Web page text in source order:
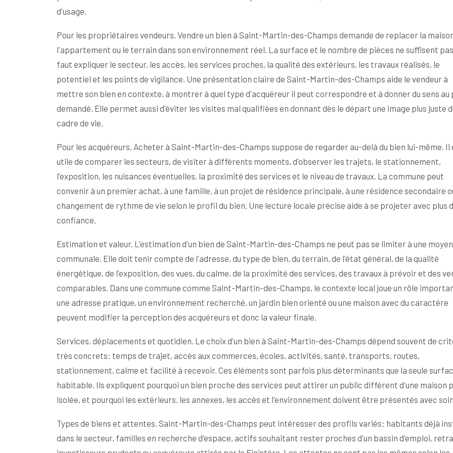
d'usage.
Pour les propriétaires vendeurs. Vendre un bien à Saint-Martin-des-Champs demande de replacer la
l'appartement ou le terrain dans son environnement réel. La surface et le nombre de pièces ne suffisent
faut expliquer le secteur, les accès, les services proches, la qualité des extérieurs, les travaux réalisés, le
potentiel et les points de vigilance. Une présentation claire de Saint-Martin-des-Champs aide le vendeur à
mettre son bien en contexte, à montrer à quel type d'acquéreur il peut correspondre et à donner du sens au
demandé. Elle permet aussi d'éviter les visites mal qualifiées en donnant dès le départ une image plus juste
cadre de vie.
Pour les acquéreurs. Acheter à Saint-Martin-des-Champs suppose de regarder au-delà du bien lui-même. Il
utile de comparer les secteurs, de visiter à différents moments, d'observer les trajets, le stationnement,
l'exposition, les nuisances éventuelles, la proximité des services et le niveau de travaux. La commune peut
convenir à un premier achat, à une famille, à un projet de résidence principale, à une résidence secondaire
changement de rythme de vie selon le profil du bien. Une lecture locale précise aide à se projeter avec plus
confiance.
Estimation et valeur. L'estimation d'un bien de Saint-Martin-des-Champs ne peut pas se limiter à une
communale. Elle doit tenir compte de l'adresse, du type de bien, du terrain, de l'état général, de la qualité
énergétique, de l'exposition, des vues, du calme, de la proximité des services, des travaux à prévoir et des
comparables. Dans une commune comme Saint-Martin-des-Champs, le contexte local joue un rôle
une adresse pratique, un environnement recherché, un jardin bien orienté ou une maison avec du caractère
peuvent modifier la perception des acquéreurs et donc la valeur finale.
Services, déplacements et quotidien. Le choix d'un bien à Saint-Martin-des-Champs dépend souvent de
très concrets: temps de trajet, accès aux commerces, écoles, activités, santé, transports, routes,
stationnement, calme et facilité à recevoir. Ces éléments sont parfois plus déterminants que la seule
habitable. Ils expliquent pourquoi un bien proche des services peut attirer un public différent d'une maison
isolée, et pourquoi les extérieurs, les annexes, les accès et l'environnement doivent être présentés avec
Types de biens et attentes. Saint-Martin-des-Champs peut intéresser des profils variés: habitants déjà
dans le secteur, familles en recherche d'espace, actifs souhaitant rester proches d'un bassin d'emploi,